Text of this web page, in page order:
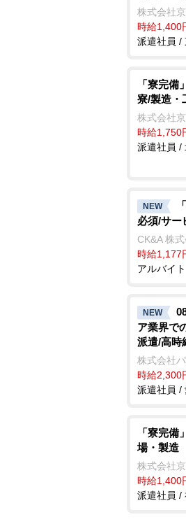
株式会社
時給1,400
派遣社員 /
「寮完
寮/製造・
株式会社
時給1,750
派遣社員 /
NEW
必須/サー
CK&A 株
時給1,177
アルバイ
NEW
ア業界で
派遣/高時
株式会社
時給2,300
派遣社員 /
「寮完
場・製造
株式会社
時給1,400
派遣社員 /